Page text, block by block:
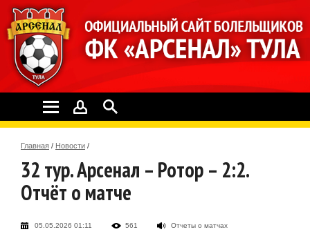
Главная / Новости /
32 тур. Арсенал – Ротор – 2:2.
Отчёт о матче
05.05.2026 01:11 561 Отчеты о матчах